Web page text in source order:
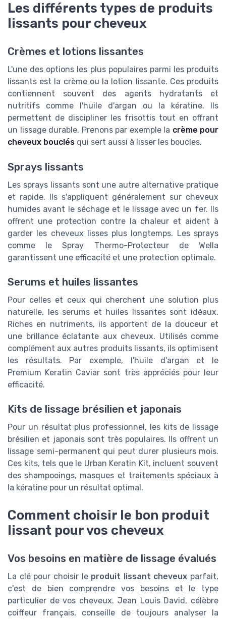
Les différents types de produits
lissants pour cheveux
Crèmes et lotions lissantes
L'une des options les plus populaires parmi les produits
lissants est la crème ou la lotion lissante. Ces produits
contiennent souvent des agents hydratants et
nutritifs comme l'huile d'argan ou la kératine. Ils
permettent de discipliner les frisottis tout en offrant
un lissage durable. Prenons par exemple la crème pour
cheveux bouclés qui sert aussi à lisser les boucles.
Sprays lissants
Les sprays lissants sont une autre alternative pratique
et rapide. Ils s'appliquent généralement sur cheveux
humides avant le séchage et le lissage avec un fer. Ils
offrent une protection contre la chaleur et aident à
garder les cheveux lisses plus longtemps. Les sprays
comme leSpray Thermo-Protecteurde Wella
garantissent une efficacité et une protection optimale.
Serums et huiles lissantes
Pour celles et ceux qui cherchent une solution plus
naturelle, les serums et huiles lissantes sont idéaux.
Riches en nutriments, ils apportent de la douceur et
une brillance éclatante aux cheveux. Utilisés comme
complément aux autres produits lissants, ils optimisent
les résultats. Par exemple, l'huile d'argan et le
Premium Keratin Caviar sont très appréciés pour leur
efficacité.
Kits de lissage brésilien et japonais
Pour un résultat plus professionnel, les kits de lissage
brésilien et japonais sont très populaires. Ils offrent un
lissage semi-permanent qui peut durer plusieurs mois.
Ces kits, tels que le Urban Keratin Kit, incluent souvent
des shampooings, masques et traitements spéciaux à
la kératine pour un résultat optimal.
Comment choisir le bon produit
lissant pour vos cheveux
Vos besoins en matière de lissage évalués
La clé pour choisir le produit lissant cheveux parfait,
c'est de bien comprendre vos besoins et le type
particulier de vos cheveux. Jean Louis David, célèbre
coiffeur français, conseille de toujours analyser la